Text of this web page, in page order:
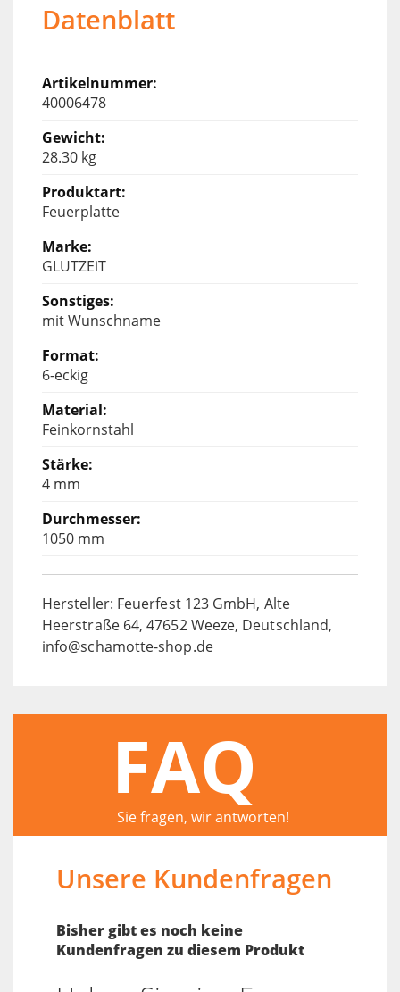
Datenblatt
40006478
28.30 kg
Feuerplatte
GLUTZEiT
mit Wunschname
6-eckig
Feinkornstahl
4 mm
1050 mm
Hersteller: Feuerfest 123 GmbH, Alte
Heerstraße 64, 47652 Weeze, Deutschland,
info@schamotte-shop.de
FAQ
Sie fragen, wir antworten!
Unsere Kundenfragen
Bisher gibt es noch keine
Kundenfragen zu diesem Produkt